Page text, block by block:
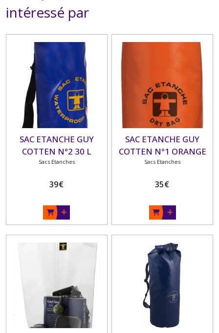
intéressé par
SAC ETANCHE GUY
COTTEN N°2 30 L
Sacs Etanches
39€
SAC ETANCHE GUY
COTTEN N°1 ORANGE
Sacs Etanches
35€